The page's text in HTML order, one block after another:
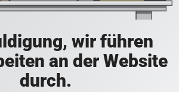
wir führen
an der Website
durch.